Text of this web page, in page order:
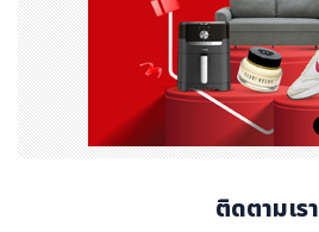
ติดตามเรา